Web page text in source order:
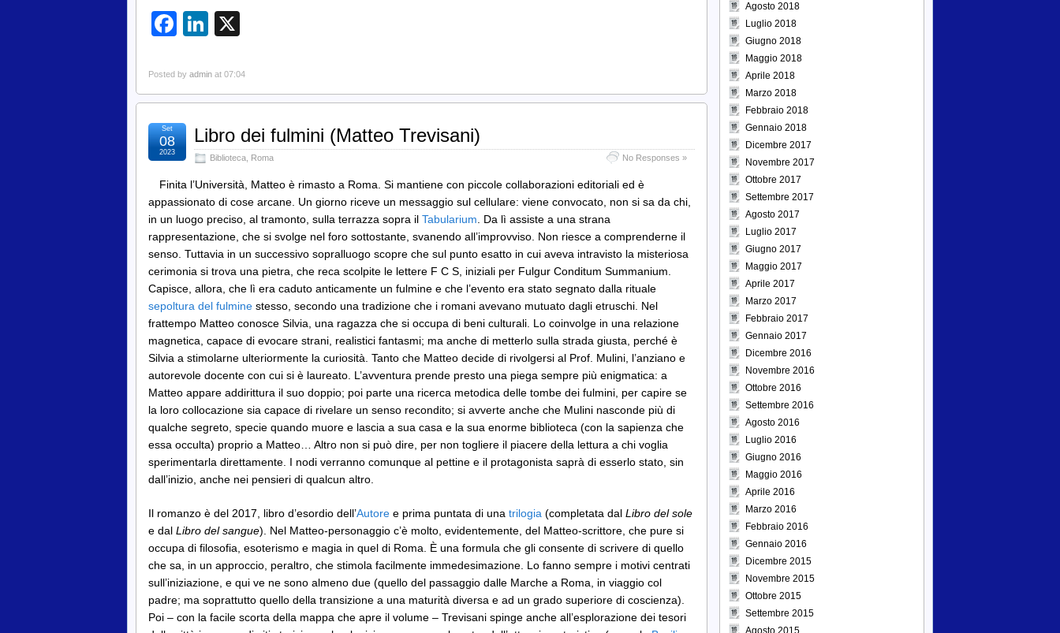
Facebook
LinkedIn
Posted by admin at 07:04
Libro dei fulmini (Matteo Trevisani)
Biblioteca Roma No Responses »
Set
08
2023
Finita l’Università, Matteo è rimasto a Roma. Si mantiene con piccole collaborazioni editoriali ed è
appassionato di cose arcane. Un giorno riceve un messaggio sul cellulare: viene convocato, non si sa da chi,
in un luogo preciso, al tramonto, sulla terrazza sopra il Tabularium. Da lì assiste a una strana
rappresentazione, che si svolge nel foro sottostante, svanendo all’improvviso. Non riesce a comprenderne il
senso. Tuttavia in un successivo sopralluogo scopre che sul punto esatto in cui aveva intravisto la misteriosa
cerimonia si trova una pietra, che reca scolpite le lettere F C S, iniziali per Fulgur Conditum Summanium.
Capisce, allora, che lì era caduto anticamente un fulmine e che l’evento era stato segnato dalla rituale
sepoltura del fulmine stesso, secondo una tradizione che i romani avevano mutuato dagli etruschi. Nel
frattempo Matteo conosce Silvia, una ragazza che si occupa di beni culturali. Lo coinvolge in una relazione
magnetica, capace di evocare strani, realistici fantasmi; ma anche di metterlo sulla strada giusta, perché è
Silvia a stimolarne ulteriormente la curiosità. Tanto che Matteo decide di rivolgersi al Prof. Mulini, l’anziano e
autorevole docente con cui si è laureato. L’avventura prende presto una piega sempre più enigmatica: a
Matteo appare addirittura il suo doppio; poi parte una ricerca metodica delle tombe dei fulmini, per capire se
la loro collocazione sia capace di rivelare un senso recondito; si avverte anche che Mulini nasconde più di
qualche segreto, specie quando muore e lascia a sua casa e la sua enorme biblioteca (con la sapienza che
essa occulta) proprio a Matteo… Altro non si può dire, per non togliere il piacere della lettura a chi voglia
sperimentarla direttamente. I nodi verranno comunque al pettine e il protagonista saprà di esserlo stato, sin
dall’inizio, anche nei pensieri di qualcun altro.
Il romanzo è del 2017, libro d’esordio dell’Autore e prima puntata di una trilogia (completata dal Libro del sole
e dal Libro del sangue). Nel Matteo-personaggio c’è molto, evidentemente, del Matteo-scrittore, che pure si
occupa di filosofia, esoterismo e magia in quel di Roma. È una formula che gli consente di scrivere di quello
che sa, in un approccio, peraltro, che stimola facilmente immedesimazione. Lo fanno sempre i motivi centrati
sull’iniziazione, e qui ve ne sono almeno due (quello del passaggio dalle Marche a Roma, in viaggio col
padre; ma soprattutto quello della transizione a una maturità diversa e ad un grado superiore di coscienza).
Poi – con la facile scorta della mappa che apre il volume – Trevisani spinge anche all’esplorazione dei tesori
Agosto 2018
Luglio 2018
Giugno 2018
Maggio 2018
Aprile 2018
Marzo 2018
Febbraio 2018
Gennaio 2018
Dicembre 2017
Novembre 2017
Ottobre 2017
Settembre 2017
Agosto 2017
Luglio 2017
Giugno 2017
Maggio 2017
Aprile 2017
Marzo 2017
Febbraio 2017
Gennaio 2017
Dicembre 2016
Novembre 2016
Ottobre 2016
Settembre 2016
Agosto 2016
Luglio 2016
Giugno 2016
Maggio 2016
Aprile 2016
Marzo 2016
Febbraio 2016
Gennaio 2016
Dicembre 2015
Novembre 2015
Ottobre 2015
Settembre 2015
Agosto 2015